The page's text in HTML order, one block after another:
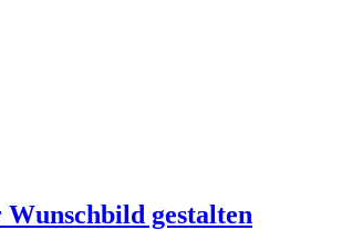
gestalten